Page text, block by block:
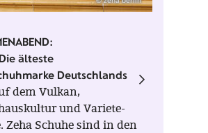
älteste
Deutschlands
dem Vulkan,
und Variete-
Zeha Schuhe sind in den